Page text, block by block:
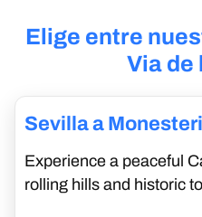
Elige entre
Via de
Sevilla a
Experience a peaceful
rolling hills and historic